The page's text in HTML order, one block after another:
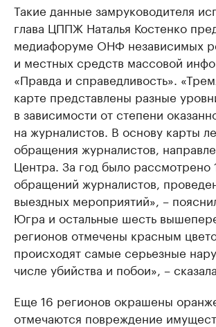
Такие данные замруководителя
глава ЦППЖ Наталья Костенко
медиафоруме ОНФ независимых
и местных средств массовой
«Правда и справедливость».
карте представлены разные
в зависимости от степени
на журналистов. В основу карты
обращения журналистов,
Центра. За год было рассмотрено
обращений журналистов,
выездных мероприятий», –
Югра и остальные шесть
регионов отмечены красным
происходят самые серьезные
числе убийства и побои», –
Еще 16 регионов окрашены
отмечаются повреждение